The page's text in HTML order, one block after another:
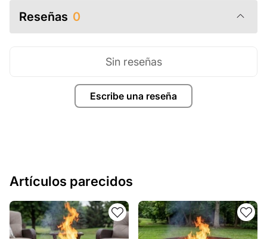
Reseñas 0
Escribe una reseña
Sin reseñas
Artículos parecidos